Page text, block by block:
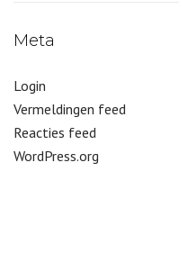
Meta
Login
Vermeldingen feed
Reacties feed
WordPress.org